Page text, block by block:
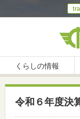
くらしの情報
令和６年度決